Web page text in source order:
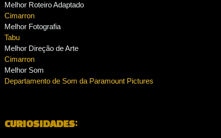
Melhor Roteiro Adaptado
Cimarron
Melhor Fotografia
Tabu
Melhor Direção de Arte
Cimarron
Melhor Som
Departamento de Som da Paramount Pictures
CURIOSIDADES: